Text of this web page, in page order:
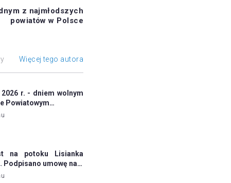
z najmłodszych
powiatów w Polsce
Więcej tego autora
r. - dniem wolnym
Powiatowym…
na potoku Lisianka
Podpisano umowę na…